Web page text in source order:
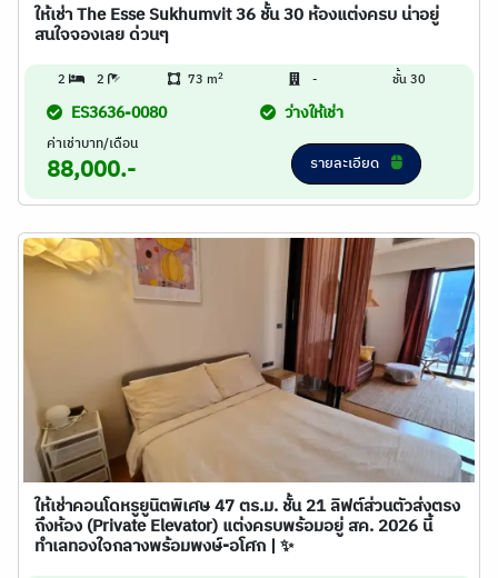
ให้เช่า The Esse Sukhumvit 36 ชั้น 30 ห้องแต่งครบ น่าอยู่
สนใจจองเลย ด่วนๆ
2 2 73 m2 - ชั้น 30
ES3636-0080 ว่างให้เช่า
ค่าเช่าบาท/เดือน
88,000.- รายละเอียด
ให้เช่าคอนโดหรูยูนิตพิเศษ 47 ตร.ม. ชั้น 21 ลิฟต์ส่วนตัวส่งตรง
ถึงห้อง (Private Elevator) แต่งครบพร้อมอยู่ สค. 2026 นี้
ทำเลทองใจกลางพร้อมพงษ์-อโศก | ✨